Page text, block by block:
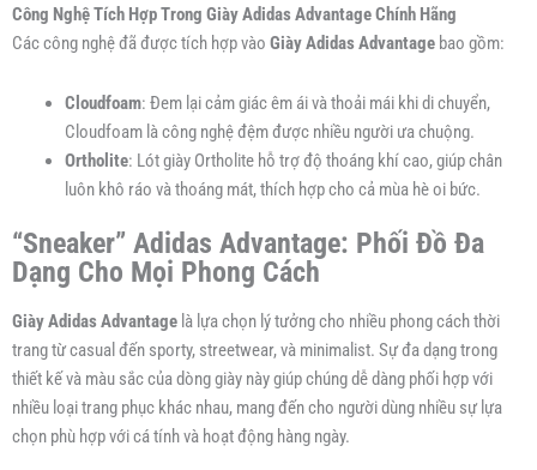
Công Nghệ Tích Hợp Trong Giày Adidas Advantage Chính Hãng
Các công nghệ đã được tích hợp vào Giày Adidas Advantage bao gồm:
Cloudfoam: Đem lại cảm giác êm ái và thoải mái khi di chuyển,
Cloudfoam là công nghệ đệm được nhiều người ưa chuộng.
Ortholite: Lót giày Ortholite hỗ trợ độ thoáng khí cao, giúp chân
luôn khô ráo và thoáng mát, thích hợp cho cả mùa hè oi bức.
“Sneaker” Adidas Advantage: Phối Đồ Đa
Dạng Cho Mọi Phong Cách
Giày Adidas Advantage là lựa chọn lý tưởng cho nhiều phong cách thời
trang từ casual đến sporty, streetwear, và minimalist. Sự đa dạng trong
thiết kế và màu sắc của dòng giày này giúp chúng dễ dàng phối hợp với
nhiều loại trang phục khác nhau, mang đến cho người dùng nhiều sự lựa
chọn phù hợp với cá tính và hoạt động hàng ngày.